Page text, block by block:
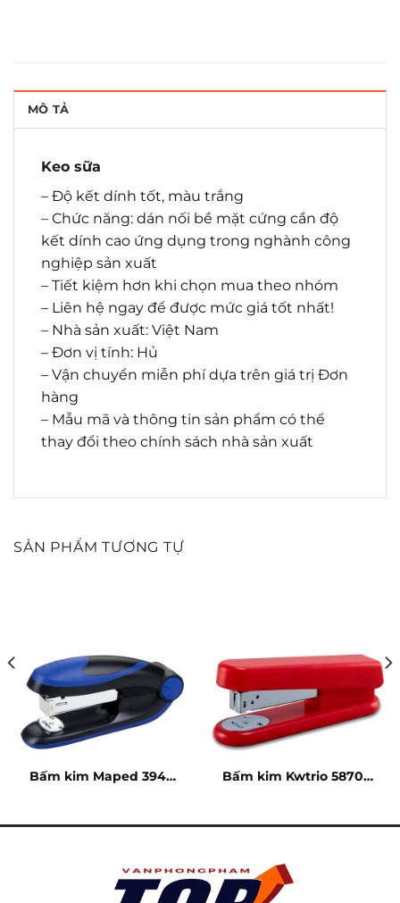
MÔ TẢ
Keo sữa
– Độ kết dính tốt, màu trắng
– Chức năng: dán nối bề mặt cứng cần độ
kết dính cao ứng dụng trong nghành công
nghiệp sản xuất
– Tiết kiệm hơn khi chọn mua theo nhóm
– Liên hệ ngay để được mức giá tốt nhất!
– Nhà sản xuất: Việt Nam
– Đơn vị tính: Hủ
– Vận chuyển miễn phí dựa trên giá trị Đơn
hàng
– Mẫu mã và thông tin sản phẩm có thể
thay đổi theo chính sách nhà sản xuất
SẢN PHẨM TƯƠNG TỰ
Bấm kim Maped 394 –
Bấm kim Kwtrio 5870 –